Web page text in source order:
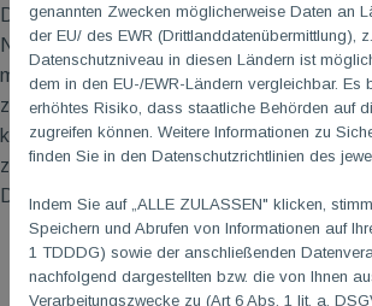
Die beiden zeigten nach einem souveränen
Nerven, konnten ihre Stärken nicht mehr
mussten so in die Verlängerung, den dritten
zahlte sich das Coaching durch Michael
konnten sich den Sieg im Finale sichern:
zum Titelgewinn! Mit diesem Sieg sind sie
Deutschen Meisterschaften qualifiziert.
genannten Zwecken möglicherweise Daten an
der EU/ des EWR (Drittlanddatenübermittlung),
Datenschutzniveau in diesen Ländern ist
dem in den EU-/EWR-Ländern vergleichbar. Es
erhöhtes Risiko, dass staatliche Behörden auf
zugreifen können. Weitere Informationen zu
finden Sie in den Datenschutzrichtlinien des
Indem Sie auf „ALLE ZULASSEN" klicken,
Speichern und Abrufen von Informationen auf
1 TDDDG) sowie der anschließenden
nachfolgend dargestellten bzw. die von Ihnen
Verarbeitungszwecke zu (Art 6 Abs. 1 lit. a.